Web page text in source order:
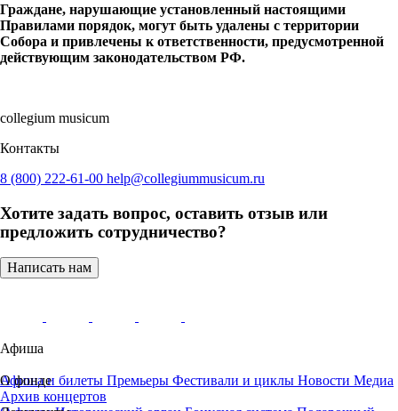
Граждане, нарушающие установленный настоящими
Правилами порядок, могут быть удалены с территории
Собора и привлечены к ответственности, предусмотренной
действующим законодательством РФ.
collegium musicum
Контакты
8 (800) 222-61-00 help@collegiummusicum.ru
Хотите задать вопрос, оставить отзыв или
предложить сотрудничество?
Написать нам
Афиша
Афиша и билеты Премьеры Фестивали и циклы Новости Медиа
Архив концертов
О фонде